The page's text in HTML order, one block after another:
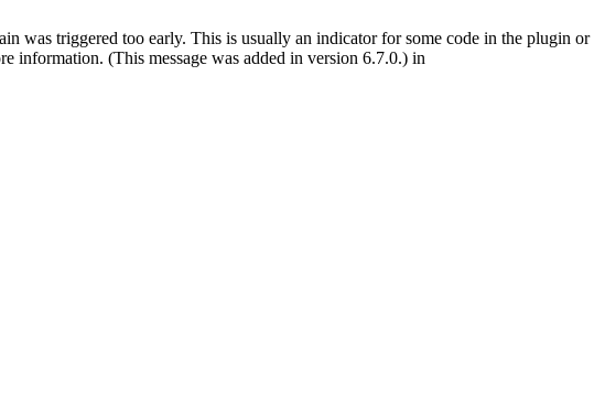
was triggered too early. This is usually an indicator for some code in the plugin or
information. (This message was added in version 6.7.0.) in